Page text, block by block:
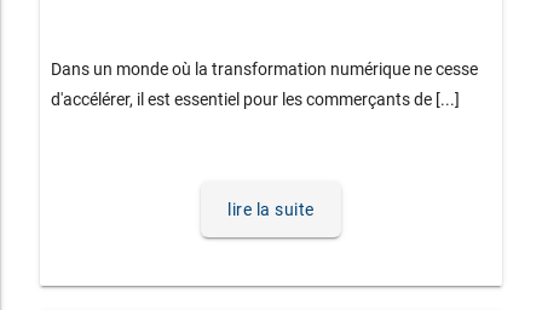
Dans un monde où la transformation numérique ne cesse
d'accélérer, il est essentiel pour les commerçants de [...]
lire la suite